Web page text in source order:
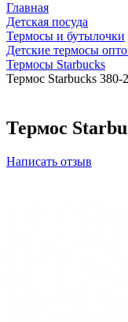
Главная
Детская посуда
Термосы и бутылочки
Детские термосы
Термосы Starbucks
Термос Starbucks 380-
Термос
Написать отзыв